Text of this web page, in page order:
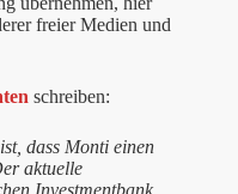
freier Medien und
schreiben:
dass Monti einen
aktuelle
Investmentbank